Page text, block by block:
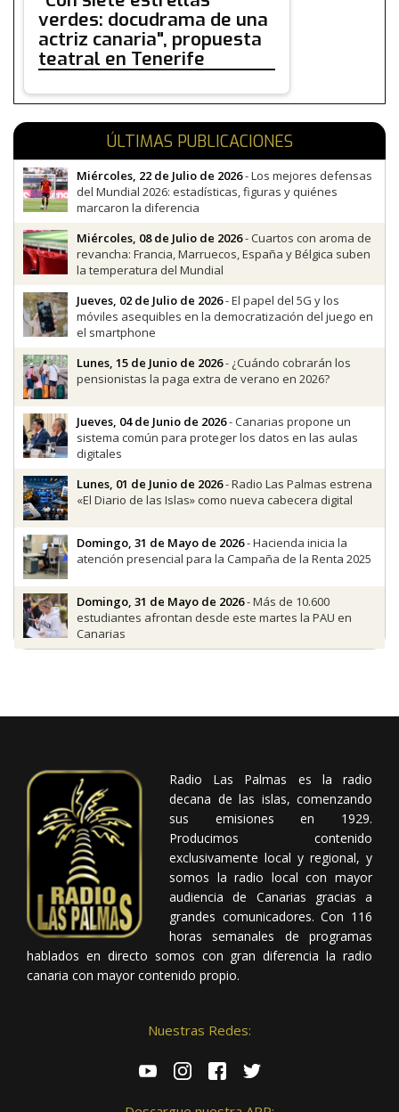
verdes: docudrama de una
actriz canaria", propuesta
teatral en Tenerife
ÚLTIMAS PUBLICACIONES
Miércoles, 22 de Julio de 2026- Los mejores defensas
del Mundial 2026: estadísticas, figuras y quiénes
marcaron la diferencia
Miércoles, 08 de Julio de 2026- Cuartos con aroma de
revancha: Francia, Marruecos, España y Bélgica suben
la temperatura del Mundial
Jueves, 02 de Julio de 2026- El papel del 5G y los
móviles asequibles en la democratización del juego en
el smartphone
Lunes, 15 de Junio de 2026- ¿Cuándo cobrarán los
pensionistas la paga extra de verano en 2026?
Jueves, 04 de Junio de 2026- Canarias propone un
sistema común para proteger los datos en las aulas
digitales
Lunes, 01 de Junio de 2026- Radio Las Palmas estrena
«El Diario de las Islas» como nueva cabecera digital
Domingo, 31 de Mayo de 2026- Hacienda inicia la
atención presencial para la Campaña de la Renta 2025
Domingo, 31 de Mayo de 2026- Más de 10.600
estudiantes afrontan desde este martes la PAU en
Canarias
Radio Las Palmas es la radio
decana de las islas, comenzando
sus emisiones en 1929.
Producimos contenido
exclusivamente local y regional, y
somos la radio local con mayor
audiencia de Canarias gracias a
grandes comunicadores. Con 116
horas semanales de programas
hablados en directo somos con gran diferencia la radio
canaria con mayor contenido propio.
Nuestras Redes: